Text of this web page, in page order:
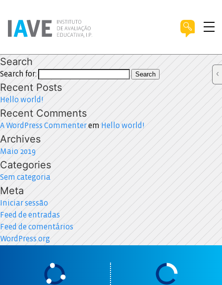
Search
Search for: Search
Recent Posts
Hello world!
Recent Comments
A WordPress Commenterem Hello world!
Archives
Maio 2019
Categories
Sem categoria
Meta
Iniciar sessão
Feed de entradas
Feed de comentários
WordPress.org